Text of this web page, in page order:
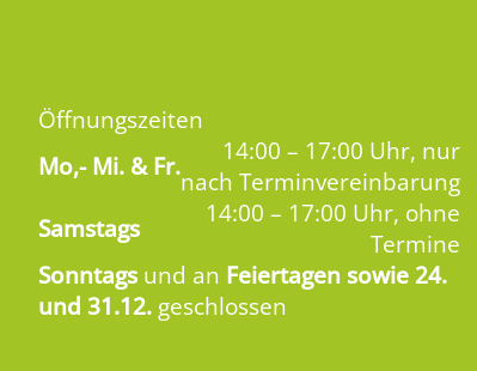
Öffnungszeiten
Mo,-Mi. & Fr.
14:00 – 17:00 Uhr, nur
nach Terminvereinbarung
Samstags
14:00 – 17:00 Uhr, ohne
Termine
Sonntags und an Feiertagen sowie 24.
und 31.12. geschlossen